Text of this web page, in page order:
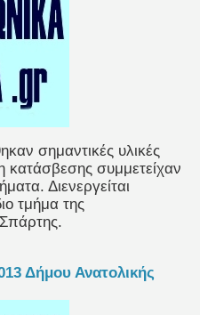
σημαντικές υλικές
κατάσβεσης συμμετείχαν
Διενεργείται
τμήμα της
Δήμου Ανατολικής